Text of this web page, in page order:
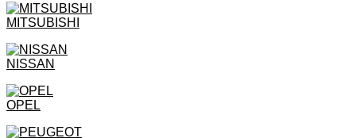
MITSUBISHI
NISSAN
OPEL